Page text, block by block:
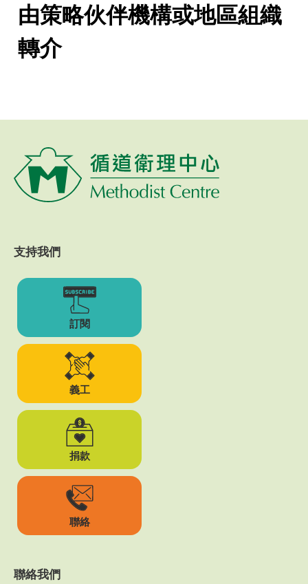
由策略伙伴機構或地區組織
轉介
支持我們
訂閱
義工
捐款
聯絡
聯絡我們